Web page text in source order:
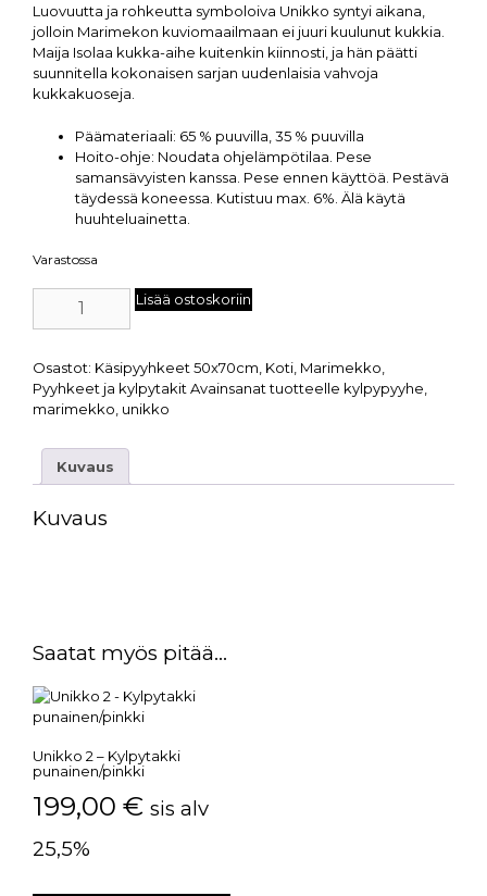
Luovuutta ja rohkeutta symboloiva Unikko syntyi aikana,
jolloin Marimekon kuviomaailmaan ei juuri kuulunut kukkia.
Maija Isolaa kukka-aihe kuitenkin kiinnosti, ja hän päätti
suunnitella kokonaisen sarjan uudenlaisia vahvoja
kukkakuoseja.
Päämateriaali: 65 % puuvilla, 35 % puuvilla
Hoito-ohje: Noudata ohjelämpötilaa. Pese
samansävyisten kanssa. Pese ennen käyttöä. Pestävä
täydessä koneessa. Kutistuu max. 6%. Älä käytä
huuhteluainetta.
Varastossa
Lisää ostoskoriin
Osastot: Käsipyyhkeet 50x70cm Koti Marimekko
Pyyhkeet ja kylpytakit Avainsanat tuotteelle kylpypyyhe
marimekko unikko
Kuvaus
Kuvaus
Saatat myös pitää...
Unikko 2 – Kylpytakki
punainen/pinkki
199,00 € sis alv
25,5%